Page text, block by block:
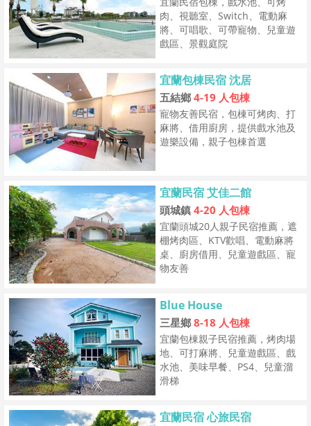
肉、視聽室、Switch、電動麻
將、可唱歌、可帶寵物、兒童遊
戲區、景觀庭院
宜蘭包棟民宿 沈居
五結鄉 4-19 人包棟
寵物友善民宿，包棟可烤肉、打
麻將、借用廚房，提供戲水池及
遊樂設備，親子包棟首選
宜蘭民宿 艾佳二館
頭城鎮 4-20 人包棟
宜蘭頭城20人親子民宿推薦，遮
棚烤肉區、KTV歡唱、電動麻將
桌、廚房借用、兒童遊戲區、寵
物友善
Blue House
三星鄉 8-18 人包棟
宜蘭包棟親子民宿推薦，烤肉場
地、可打麻將、兒童遊戲區、戲
水池、美味早餐、PS4、兒童溜
滑梯
宜蘭民宿 心旅民宿